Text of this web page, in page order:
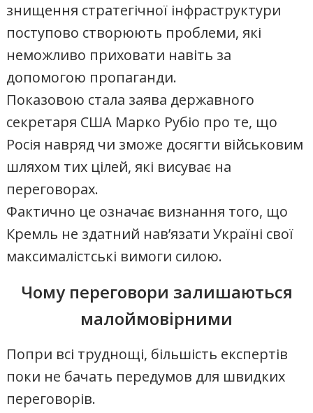
знищення стратегічної інфраструктури
поступово створюють проблеми, які
неможливо приховати навіть за
допомогою пропаганди.
Показовою стала заява державного
секретаря США Марко Рубіо про те, що
Росія навряд чи зможе досягти військовим
шляхом тих цілей, які висуває на
переговорах.
Фактично це означає визнання того, що
Кремль не здатний нав’язати Україні свої
максималістські вимоги силою.
Чому переговори залишаються
малоймовірними
Попри всі труднощі, більшість експертів
поки не бачать передумов для швидких
переговорів.